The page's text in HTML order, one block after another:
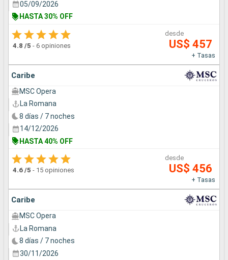
05/09/2026
HASTA 30% OFF
4.8 /5 - 6 opiniones
desde
US$ 457
+ Tasas
Caribe
MSC Opera
La Romana
8 días / 7 noches
14/12/2026
HASTA 40% OFF
4.6 /5 - 15 opiniones
desde
US$ 456
+ Tasas
Caribe
MSC Opera
La Romana
8 días / 7 noches
30/11/2026